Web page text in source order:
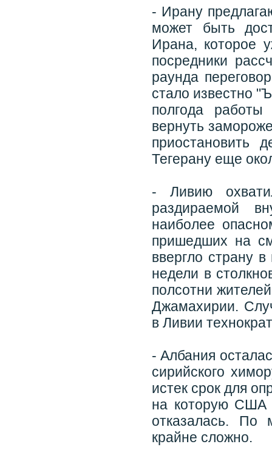
- Ирану
может быть
Ирана, которое
посредники
раунда
стало известно
полгода
вернуть
приостановить
Тегерану еще
- Ливию
раздираемой
наиболее
пришедших на
ввергло страну
недели в
полсотни
Джамахирии.
в Ливии
- Албания
сирийского
истек срок для
на которую США
отказалась. По
крайне сложно.